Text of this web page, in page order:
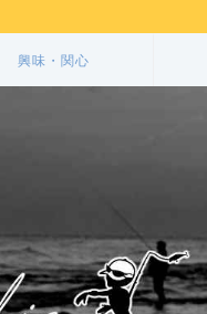
興味・関心